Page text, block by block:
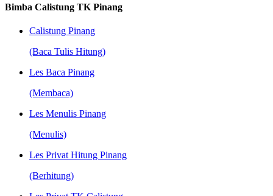
Bimba Calistung TK Pinang
Calistung Pinang
(Baca Tulis Hitung)
Les Baca Pinang
(Membaca)
Les Menulis Pinang
(Menulis)
Les Privat Hitung Pinang
(Berhitung)